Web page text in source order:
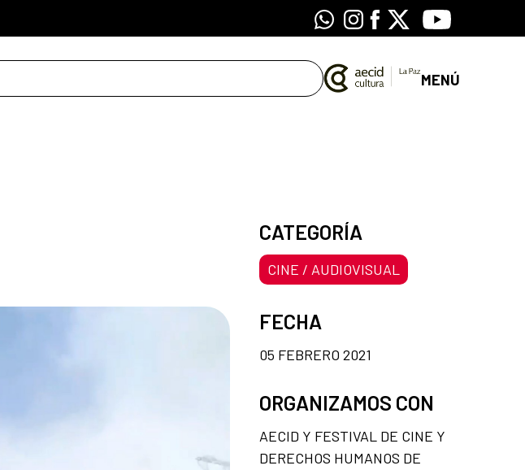
WhatsappInstagram
Facebook
X Youtube
MENÚ
CATEGORÍA
CINE / AUDIOVISUAL
FECHA
05 FEBRERO 2021
ORGANIZAMOS CON
AECID Y FESTIVAL DE CINE Y
DERECHOS HUMANOS DE